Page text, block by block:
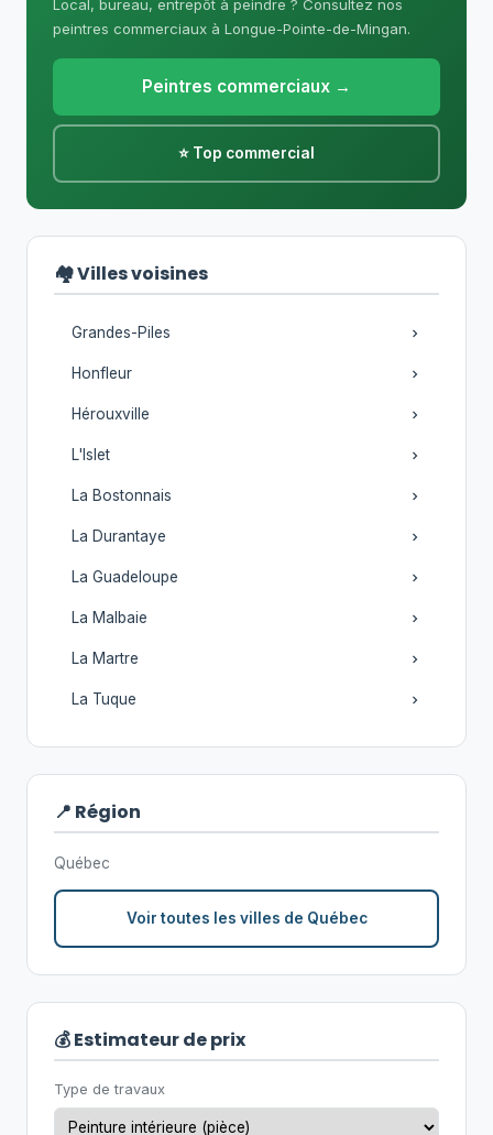
Local, bureau, entrepôt à peindre ? Consultez nos
peintres commerciaux à Longue-Pointe-de-Mingan.
Peintres commerciaux →
⭐ Top commercial
🏘️ Villes voisines
Grandes-Piles
Honfleur
Hérouxville
L'Islet
La Bostonnais
La Durantaye
La Guadeloupe
La Malbaie
La Martre
La Tuque
📍 Région
Québec
Voir toutes les villes de Québec
💰 Estimateur de prix
Type de travaux